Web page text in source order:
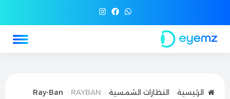
الرئيسية النظارات الشمسية Ray-Ban
RAYBAN